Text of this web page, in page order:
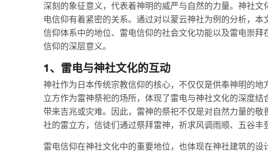
深刻的象征意义，代表着神明的威严与自然的力量。神社
电信仰有着紧密的关系。通过对以蒙云神社为例的分析，
信仰体系中的地位、雷电信仰的社会文化功能以及雷电崇
信仰的深层意义。
1、雷电与神社文化的互动
神社作为日本传统宗教信仰的核心，不仅仅是供奉神明的
立方作为雷神祭祀的场所，体现了雷电与神社文化的深度
带来吉兆或灾难。因此，雷神的祭祀不仅是对自然力量的
社的雷立方，信徒们通过祭拜雷神，祈求风调雨顺、五谷丰
雷电信仰在神社文化中的重要地位，也体现在神社建筑的